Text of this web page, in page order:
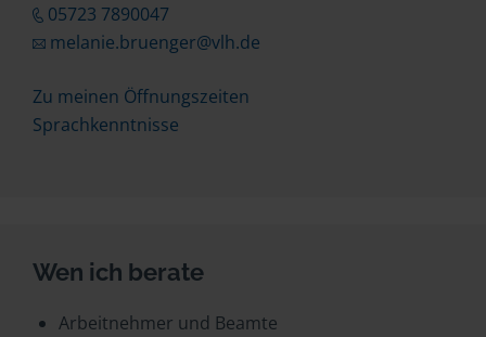
05723 7890047
melanie.bruenger@vlh.de
Zu meinen Öffnungszeiten
Sprachkenntnisse
Wen ich berate
Arbeitnehmer und Beamte